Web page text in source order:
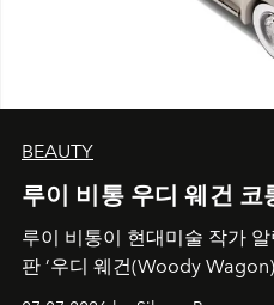
BEAUTY
루이 비통 우디 웨건 코
루이 비통이 현대미술 작가
판 ’우디 웨건(Woody